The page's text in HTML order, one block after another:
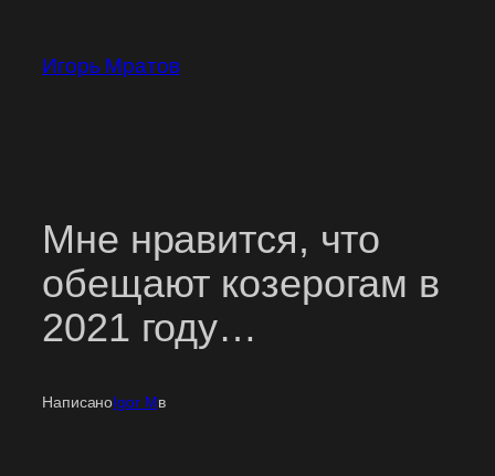
содержимому
Игорь Мратов
Мне нравится, что
обещают козерогам в
2021 году…
НаписаноIgor Mв